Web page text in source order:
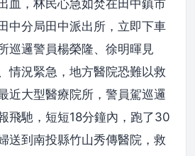
血，林民心急如焚在田中鎮市
中分局田中派出所，立即下車
巡邏警員楊榮隆、徐明暉見
情況緊急，地方醫院恐難以救
近大型醫療院所，警員駕巡邏
飛馳，短短18分鐘內，跑了30
送到南投縣竹山秀傳醫院，救